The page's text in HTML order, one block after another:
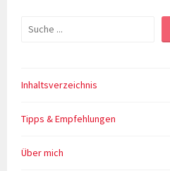
Suchen
Inhaltsverzeichnis
Tipps & Empfehlungen
Über mich